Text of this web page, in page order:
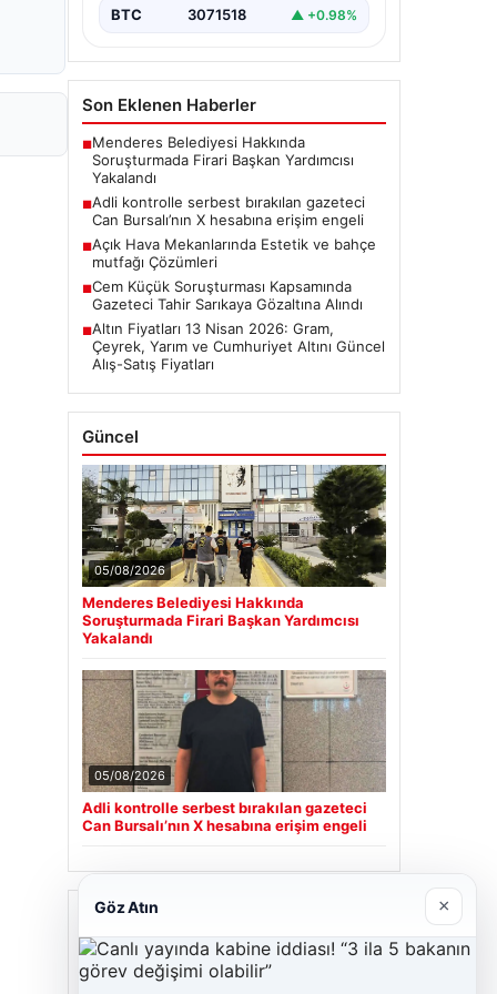
BTC 3071518 ▲ +0.98%
Son Eklenen Haberler
■Menderes Belediyesi Hakkında
Soruşturmada Firari Başkan Yardımcısı
Yakalandı
■Adli kontrolle serbest bırakılan gazeteci
Can Bursalı’nın X hesabına erişim engeli
■Açık Hava Mekanlarında Estetik ve bahçe
mutfağı Çözümleri
■Cem Küçük Soruşturması Kapsamında
Gazeteci Tahir Sarıkaya Gözaltına Alındı
■Altın Fiyatları 13 Nisan 2026: Gram,
Çeyrek, Yarım ve Cumhuriyet Altını Güncel
Alış-Satış Fiyatları
Güncel
05/08/2026
Menderes Belediyesi Hakkında
Soruşturmada Firari Başkan Yardımcısı
Yakalandı
05/08/2026
Adli kontrolle serbest bırakılan gazeteci
Can Bursalı’nın X hesabına erişim engeli
Son Eklenen Firmalar
Cengiz Sigorta
Göz Atın ×